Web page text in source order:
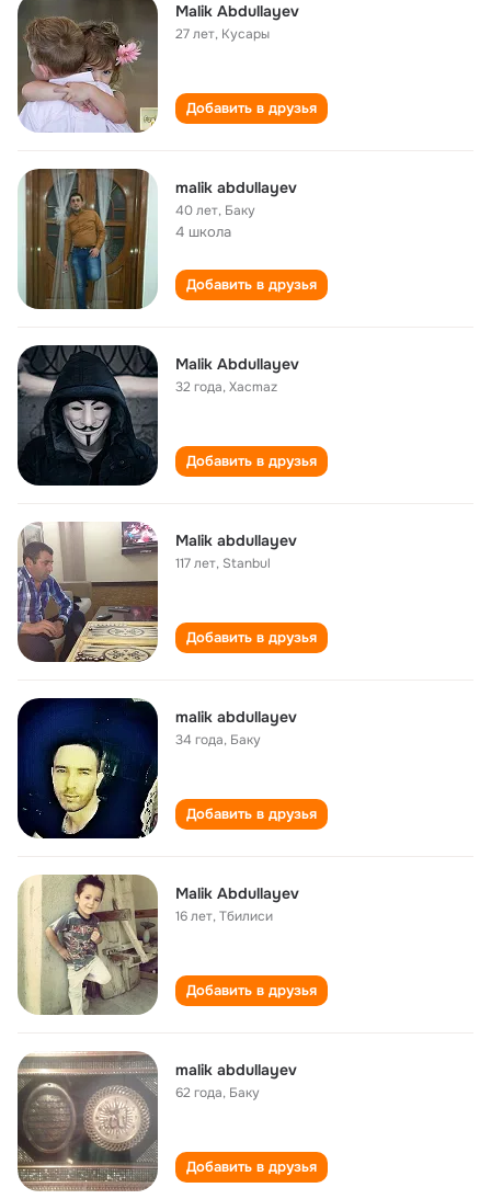
Malik Abdullayev
27 лет, Кусары
Добавить в друзья
malik abdullayev
40 лет, Баку
4 школа
Добавить в друзья
Malik Abdullayev
32 года,Xacmaz
Добавить в друзья
Malik abdullayev
117 лет, Stanbul
Добавить в друзья
malik abdullayev
34 года, Баку
Добавить в друзья
Malik Abdullayev
16 лет,Тбилиси
Добавить в друзья
malik abdullayev
62 года, Баку
Добавить в друзья